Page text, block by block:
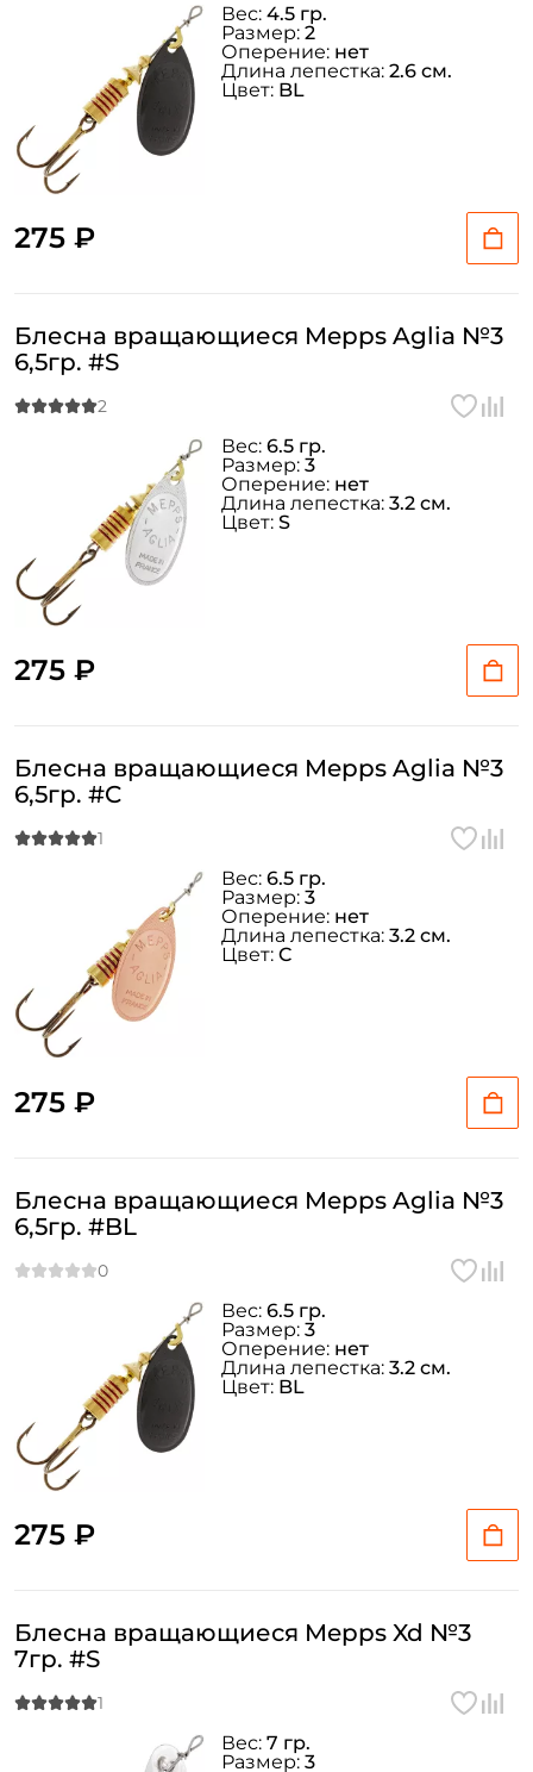
275 ₽
Вес: 4.5 гр.
Размер: 2
Оперение: нет
Длина лепестка: 2.6 см.
Цвет: BL
Блесна вращающиеся Mepps Aglia №3
6,5гр. #S
275 ₽
Вес: 6.5 гр.
Размер: 3
Оперение: нет
Длина лепестка: 3.2 см.
Цвет: S
Блесна вращающиеся Mepps Aglia №3
6,5гр. #C
275 ₽
Вес: 6.5 гр.
Размер: 3
Оперение: нет
Длина лепестка: 3.2 см.
Цвет: C
Блесна вращающиеся Mepps Aglia №3
6,5гр. #BL
275 ₽
Вес: 6.5 гр.
Размер: 3
Оперение: нет
Длина лепестка: 3.2 см.
Цвет: BL
Блесна вращающиеся Mepps Xd №3
7гр. #S
Вес: 7 гр.
Размер: 3